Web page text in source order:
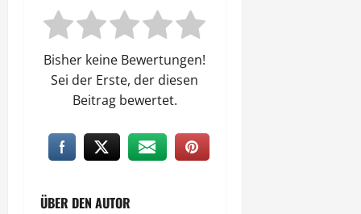
Bisher keine Bewertungen!
Sei der Erste, der diesen
Beitrag bewertet.
ÜBER DEN AUTOR